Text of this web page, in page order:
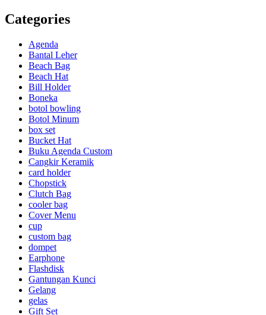
Categories
Agenda
Bantal Leher
Beach Bag
Beach Hat
Bill Holder
Boneka
botol bowling
Botol Minum
box set
Bucket Hat
Buku Agenda Custom
Cangkir Keramik
card holder
Chopstick
Clutch Bag
cooler bag
Cover Menu
cup
custom bag
dompet
Earphone
Flashdisk
Gantungan Kunci
Gelang
gelas
Gift Set